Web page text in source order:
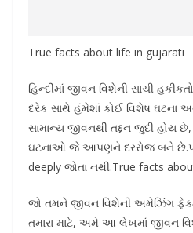
True facts about life in gujarati
હિન્દીમાં જીવન વિશેની સાચી
દરેક સાથે હંમેશાં કોઈ વિશેષ ઘટના
સામાન્ય જીવનથી તદ્દન જુદી હોય
ઘટનાઓ જે આપણને દરરોજ બને
deeply જોતા નથી.True facts
જો તમને જીવન વિશેની અમેઝિંગ
તમારા માટે, અમે આ લેખમાં જીવન